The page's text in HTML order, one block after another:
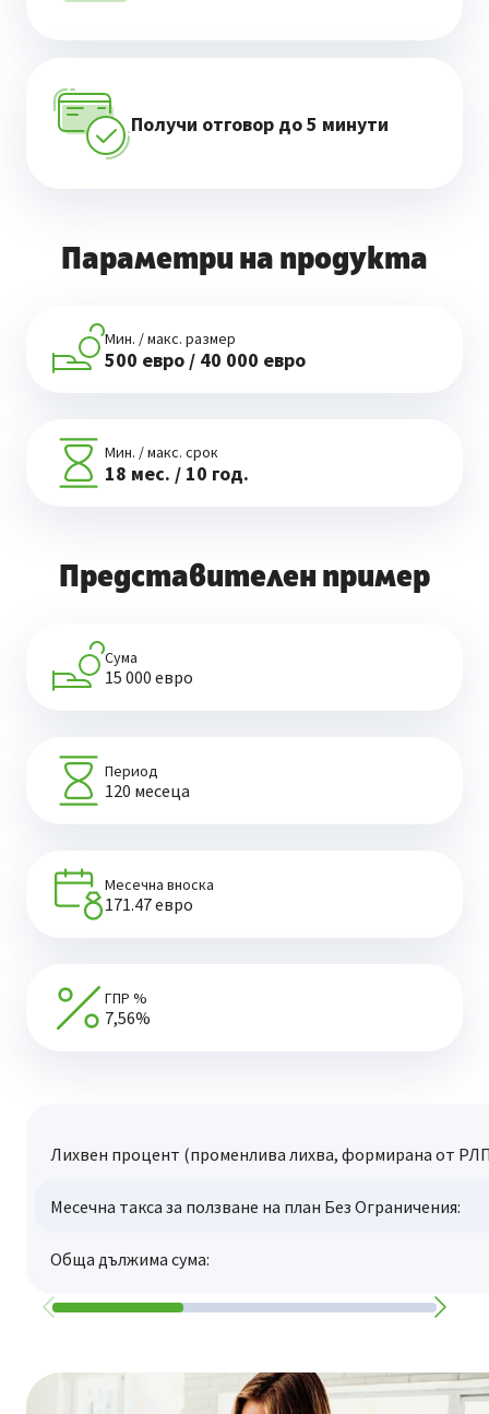
Получи отговор до 5 минути
Параметри на продукта
Мин. / макс. размер
500 евро / 40 000 евро
Мин. / макс. срок
18 мес. / 10 год.
Представителен пример
Сума
15 000 евро
Период
120 месеца
Месечна вноска
171.47 евро
ГПР %
7,56%
Лихвен процент (променлива лихва, формирана от
Месечна такса за ползване на план Без Ограничения:
Обща дължима сума: